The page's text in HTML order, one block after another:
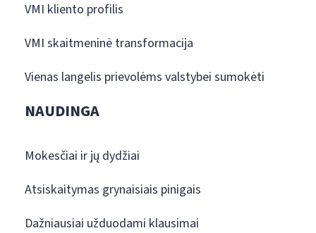
VMI kliento profilis
VMI skaitmeninė transformacija
Vienas langelis prievolėms valstybei sumokėti
NAUDINGA
Mokesčiai ir jų dydžiai
Atsiskaitymas grynaisiais pinigais
Dažniausiai užduodami klausimai